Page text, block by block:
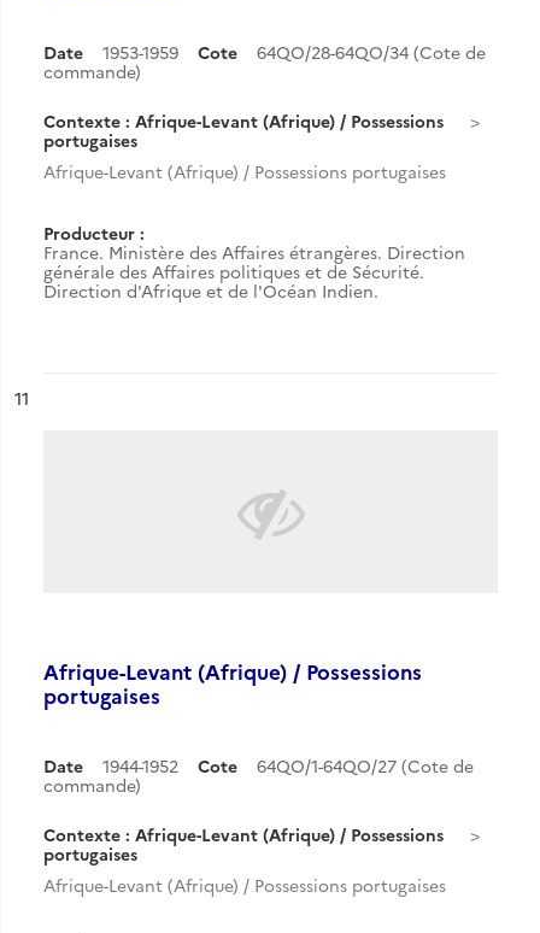
Date 1953-1959 Cote
64QO/28-64QO/34 (Cote de
commande)
Contexte : Afrique-Levant (Afrique) / Possessions
portugaises
Afrique-Levant (Afrique) / Possessions portugaises
Producteur :
France. Ministère des Affaires étrangères. Direction
générale des Affaires politiques et de Sécurité.
Direction d'Afrique et de l'Océan Indien.
n°
11
Afrique-Levant (Afrique) / Possessions
portugaises
Date 1944-1952 Cote
64QO/1-64QO/27 (Cote de
commande)
Contexte : Afrique-Levant (Afrique) / Possessions
portugaises
Afrique-Levant (Afrique) / Possessions portugaises